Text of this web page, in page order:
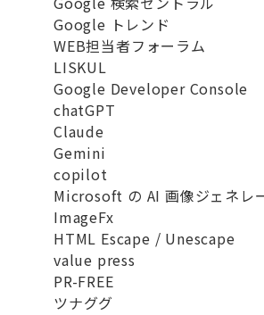
Google トレンド
WEB担当者フォーラム
LISKUL
Google Developer Console
chatGPT
Claude
Gemini
copilot
Microsoft の AI 画像ジェネレ
ImageFx
HTML Escape / Unescape
value press
PR-FREE
ツナググ